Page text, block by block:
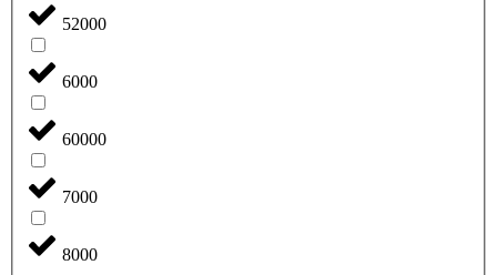
52000
6000
60000
7000
8000